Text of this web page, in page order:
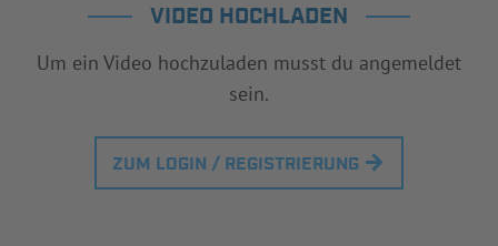
VIDEO HOCHLADEN
Um ein Video hochzuladen musst du angemeldet
sein.
ZUM LOGIN / REGISTRIERUNG